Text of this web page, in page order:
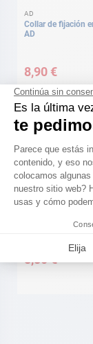
AD
Collar de fijación
AD
8,90 €
AD
35 x 40 mm AD
8,80 €